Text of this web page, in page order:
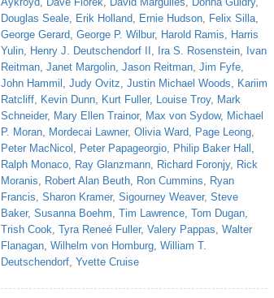
Douglas Seale, Erik Holland, Ernie Hudson, Felix Silla,
George Gerard, George P. Wilbur, Harold Ramis, Harris
Yulin, Henry J. Deutschendorf II , Ira S. Rosenstein, Ivan
Reitman, Janet Margolin, Jason Reitman, Jim Fyfe,
John Hammil , Judy Ovitz, Justin Michael Woods, Kariim
Ratcliff, Kevin Dunn, Kurt Fuller, Louise Troy, Mark
Schneider, Mary Ellen Trainor, Max von Sydow, Michael
P. Moran, Mordecai Lawner, Olivia Ward, Page Leong,
Peter MacNicol , Peter Papageorgio, Philip Baker Hall ,
Ralph Monaco, Ray Glanzmann, Richard Foronjy, Rick
Moranis, Robert Alan Beuth, Ron Cummins, Ryan
Francis, Sharon Kramer, Sigourney Weaver, Steve
Baker, Susanna Boehm, Tim Lawrence, Tom Dugan,
Trish Cook, Tyra Reneé Fuller, Valery Pappas, Walter
Flanagan, Wilhelm von Homburg, William T.
Deutschendorf, Yvette Cruise